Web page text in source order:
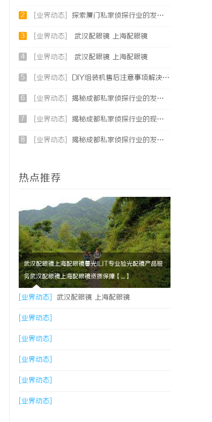
2 [业界动态] 探索厦门私家侦探行业的发展与应用全景
3 [业界动态] 武汉配眼镜 上海配眼镜
4 [业界动态] 武汉配眼镜 上海配眼镜
5 [业界动态] DIY组装机售后注意事项解决方案
6 [业界动态] 揭秘成都私家侦探行业的发展与应用现状全解析
7 [业界动态] 揭秘成都私家侦探行业的现状与发展趋势
8 [业界动态] 揭秘成都私家侦探行业的发展与服务多样性解析
热点推荐
武汉配眼镜上海配眼镜暮光ILIT专业验光配镜产品服
务武汉配眼镜上海配眼镜资质保障【....】
[业界动态] 武汉配眼镜 上海配眼镜
[业界动态]
[业界动态]
[业界动态]
[业界动态]
[业界动态]